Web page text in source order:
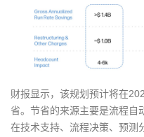
财报显示，该规划预计将在
省。节省的来源主要是流程自
在技术支持、流程决策、预测